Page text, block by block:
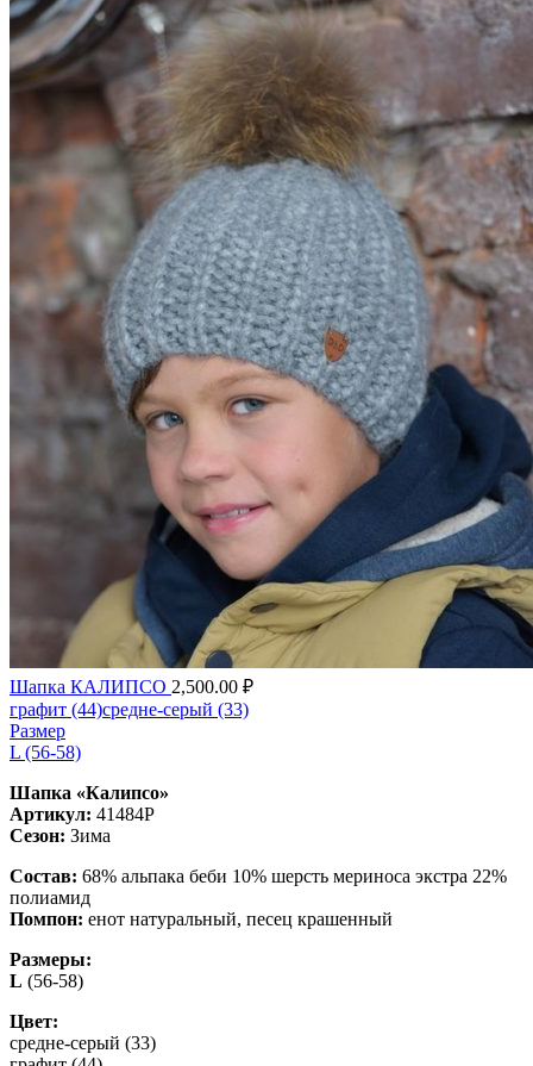
Шапка КАЛИПСО 2,500.00 ₽
графит (44)средне-серый (33)
Размер
L (56-58)
Шапка «Калипсо»
Артикул: 41484Р
Сезон: Зима
Состав: 68% альпака беби 10% шерсть мериноса экстра 22%
полиамид
Помпон: енот натуральный, песец крашенный
Размеры:
L (56-58)
Цвет:
средне-серый (33)